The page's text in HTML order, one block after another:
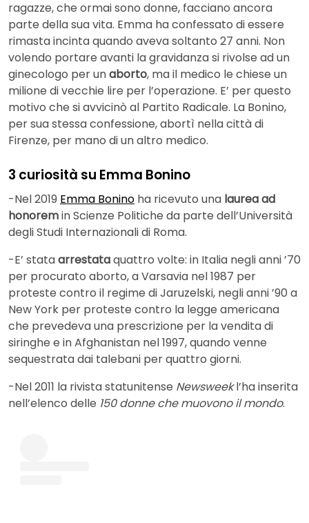
ragazze, che ormai sono donne, facciano ancora
parte della sua vita. Emma ha confessato di essere
rimasta incinta quando aveva soltanto 27 anni. Non
volendo portare avanti la gravidanza si rivolse ad un
ginecologo per unaborto, ma il medico le chiese un
milione di vecchie lire per l’operazione. E’ per questo
motivo che si avvicinò al Partito Radicale. La Bonino,
per sua stessa confessione, abortì nella città di
Firenze, per mano di un altro medico.
3 curiosità su Emma Bonino
-Nel 2019 Emma Bonino ha ricevuto una laurea ad
honoremin Scienze Politiche da parte dell’Università
degli Studi Internazionali di Roma.
-E’ stataarrestataquattro volte: in Italia negli anni ’70
per procurato aborto, a Varsavia nel 1987 per
proteste contro il regime di Jaruzelski, negli anni ’90 a
New York per proteste contro la legge americana
che prevedeva una prescrizione per la vendita di
siringhe e in Afghanistan nel 1997, quando venne
sequestrata dai talebani per quattro giorni.
-Nel 2011 la rivista statunitense Newsweekl’ha inserita
nell’elenco delle 150 donne che muovono il mondo.